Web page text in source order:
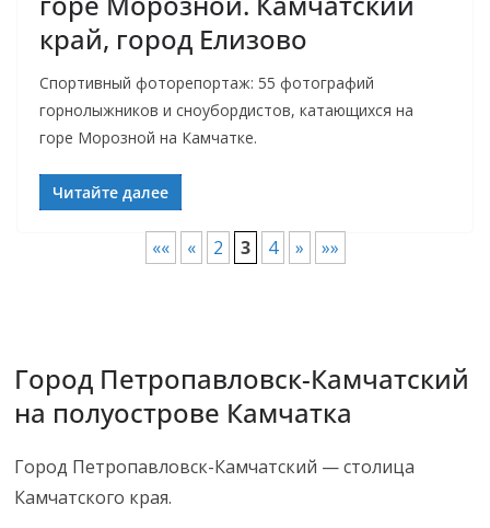
край, город Елизово
Спортивный фоторепортаж: 55 фотографий
горнолыжников и сноубордистов, катающихся на
горе Морозной на Камчатке.
Читайте далее
«« « 2 3 4 » »»
Город Петропавловск-Камчатский
на полуострове Камчатка
Город Петропавловск-Камчатский — столица
Камчатского края.